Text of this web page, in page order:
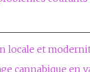
locale et
cannabique en